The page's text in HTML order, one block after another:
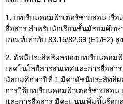
1. บทเรียนคอมพิวเตอร์ช่วยสอน เรื่อ
สื่อสาร สำหรับนักเรียนชั้นมัธยมศึก
เกณฑ์เท่ากับ 83.15/82.69 (E1/E2)
2. ดัชนีประสิทธิผลของบทเรียนคอมพิ
เทคโนโลยีสารสนเทศและการสื่อสา
มัธยมศึกษาปีที่ 1 มีค่าดัชนีประสิทธิผ
การใช้บทเรียนคอมพิวเตอร์ช่วยสอน
และการสื่อสาร มีคะแนนเพิ่มขึ้นร้อย